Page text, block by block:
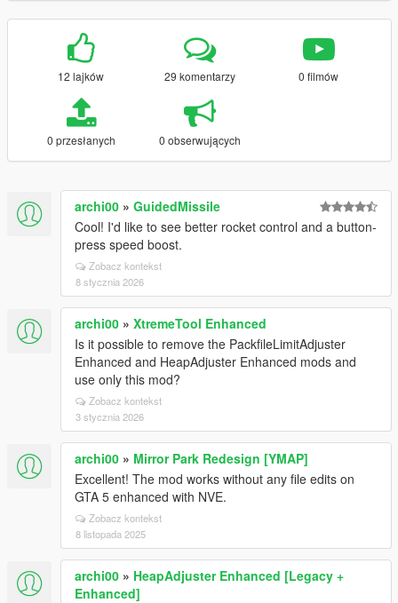
12 lajków 29 komentarzy 0 filmów
0 przesłanych 0 obserwujących
archi00 » GuidedMissile
Cool! I'd like to see better rocket control and a button-
press speed boost.
Zobacz kontekst
8 stycznia 2026
archi00 » XtremeTool Enhanced
Is it possible to remove the PackfileLimitAdjuster
Enhanced and HeapAdjuster Enhanced mods and
use only this mod?
Zobacz kontekst
3 stycznia 2026
archi00 » Mirror Park Redesign [YMAP]
Excellent! The mod works without any file edits on
GTA 5 enhanced with NVE.
Zobacz kontekst
8 listopada 2025
archi00 » HeapAdjuster Enhanced [Legacy +
Enhanced]